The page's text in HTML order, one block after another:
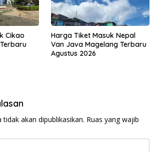
Cikao
Harga Tiket Masuk Nepal
Van Java Magelang Terbaru
Agustus 2026
akan dipublikasikan. Ruas yang wajib